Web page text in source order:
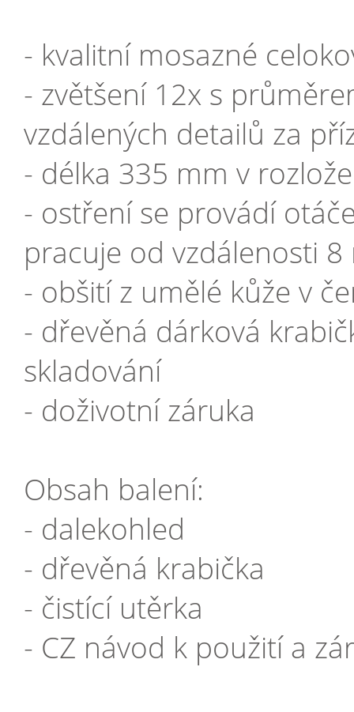
- kvalitní mosazné
- zvětšení 12x s
vzdálených detailů za
- délka 335 mm v
- ostření se provádí
pracuje od vzdálenosti
- obšití z umělé kůže v
- dřevěná dárková
skladování
- doživotní záruka
Obsah balení:
- dalekohled
- dřevěná krabička
- čistící utěrka
- CZ návod k použití a